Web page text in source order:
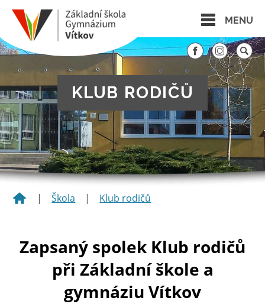
MENU
KLUB RODIČŮ
| Škola | Klub rodičů
Zapsaný spolek Klub rodičů
při Základní škole a
gymnáziu Vítkov